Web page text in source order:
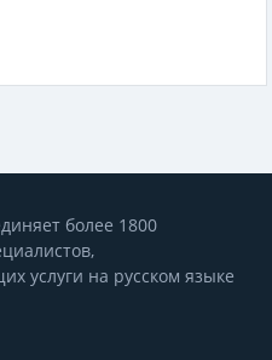
более 1800
услуги на русском языке